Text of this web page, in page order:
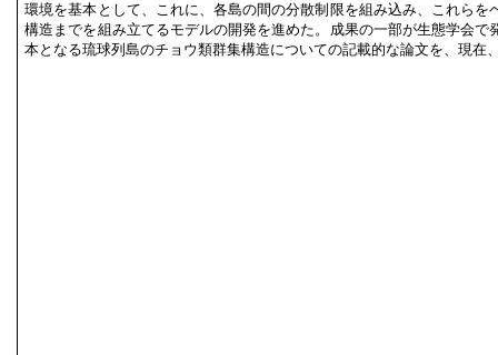
環境を基本として、これに、各島の間の分散制限を組み込み、これらを
構造までを組み立てるモデルの開発を進めた。成果の一部が生態学会で
本となる琉球列島のチョウ類群集構造についての記載的な論文を、現在